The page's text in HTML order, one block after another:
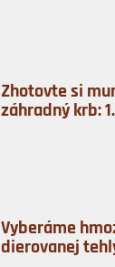
Zhotovte si
záhradný krb:
Vyberáme
dierovanej